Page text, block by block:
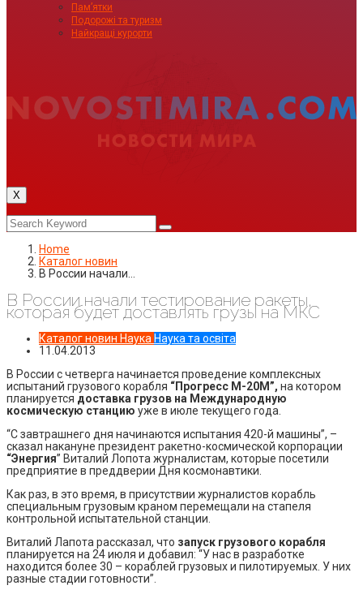
Пам’ятки
Подорожі та туризм
Найкращі курорти
X
Home
Каталог новин
В России начали…
В России начали тестирование ракеты,
которая будет доставлять грузы на МКС
Каталог новин Наука Наука та освіта
11.04.2013
В России с четверга начинается проведение комплексных
испытаний грузового корабля “Прогресс М-20М”, на котором
планируется доставка грузов на Международную
космическую станцию уже в июле текущего года.
“С завтрашнего дня начинаются испытания 420-й машины”, –
сказал накануне президент ракетно-космической корпорации
“Энергия” Виталий Лопота журналистам, которые посетили
предприятие в преддверии Дня космонавтики.
Как раз, в это время, в присутствии журналистов корабль
специальным грузовым краном перемещали на стапеля
контрольной испытательной станции.
Виталий Лапота рассказал, что запуск грузового корабля
планируется на 24 июля и добавил: “У нас в разработке
находится более 30 – кораблей грузовых и пилотируемых. У них
разные стадии готовности”.